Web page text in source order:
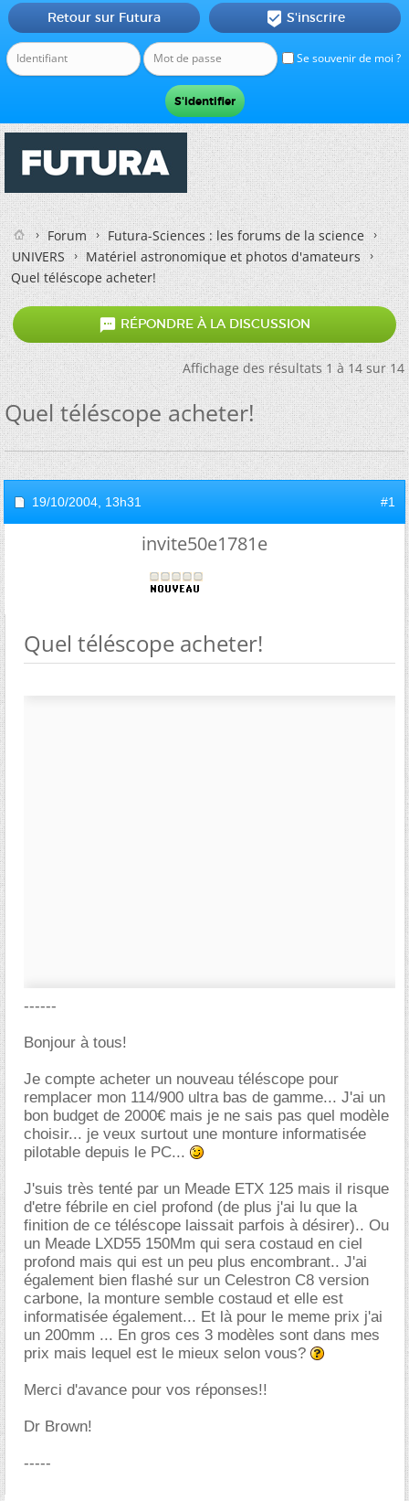
Se souvenir de moi ?
Retour sur Futura  S'inscrire
Forum
Futura-Sciences : les forums de la science
UNIVERS
Matériel astronomique et photos d'amateurs
Quel téléscope acheter!
 RÉPONDRE À LA DISCUSSION
Affichage des résultats 1 à 14 sur 14
Quel téléscope acheter!
19/10/2004, 13h31 #1
invite50e1781e
Quel téléscope acheter!
------
Bonjour à tous!
Je compte acheter un nouveau téléscope pour
remplacer mon 114/900 ultra bas de gamme... J'ai un
bon budget de 2000€ mais je ne sais pas quel modèle
choisir... je veux surtout une monture informatisée
pilotable depuis le PC...
J'suis très tenté par un Meade ETX 125 mais il risque
d'etre fébrile en ciel profond (de plus j'ai lu que la
finition de ce téléscope laissait parfois à désirer).. Ou
un Meade LXD55 150Mm qui sera costaud en ciel
profond mais qui est un peu plus encombrant.. J'ai
également bien flashé sur un Celestron C8 version
carbone, la monture semble costaud et elle est
informatisée également... Et là pour le meme prix j'ai
un 200mm ... En gros ces 3 modèles sont dans mes
prix mais lequel est le mieux selon vous?
Merci d'avance pour vos réponses!!
Dr Brown!
-----